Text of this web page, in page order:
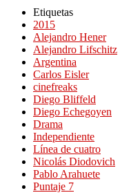
Etiquetas
2015
Alejandro Hener
Alejandro Lifschitz
Argentina
Carlos Eisler
cinefreaks
Diego Bliffeld
Diego Echegoyen
Drama
Independiente
Línea de cuatro
Nicolás Diodovich
Pablo Arahuete
Puntaje 7